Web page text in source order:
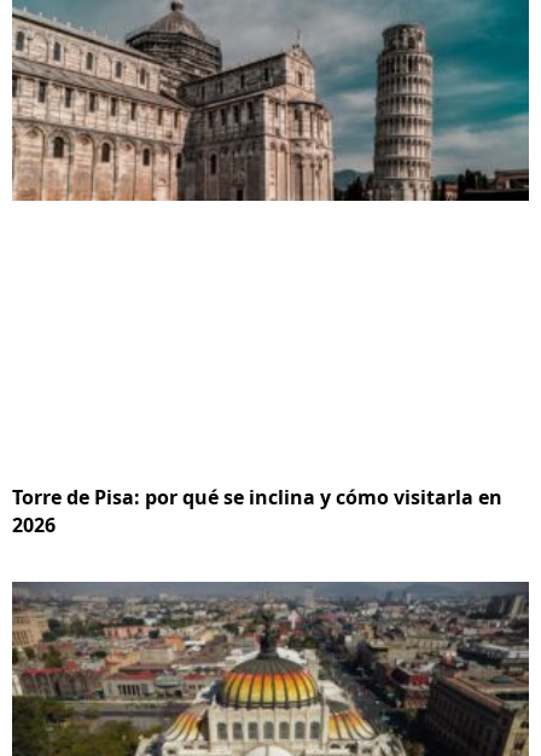
Torre de Pisa: por qué se inclina y cómo visitarla en
2026